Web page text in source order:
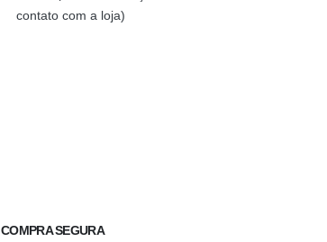
contato com a loja)
COMPRA SEGURA